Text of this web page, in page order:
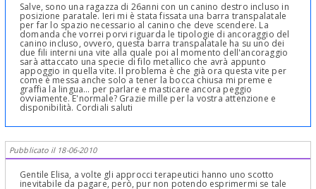
Salve, sono una ragazza di 26anni con un canino destro incluso in
posizione paratale. Ieri mi è stata fissata una barra transpalatale
per far lo spazio necessario al canino che deve scendere. La
domanda che vorrei porvi riguarda le tipologie di ancoraggio del
canino incluso, ovvero, questa barra transpalatale ha su uno dei
due fili interni una vite alla quale poi al momento dell'ancoraggio
sarà attaccato una specie di filo metallico che avrà appunto
appoggio in quella vite. Il problema è che già ora questa vite per
come è messa anche solo a tener la bocca chiusa mi preme e
graffia la lingua... per parlare e masticare ancora peggio
ovviamente. E'normale? Grazie mille per la vostra attenzione e
disponibilità. Cordiali saluti
Pubblicato il 18-06-2010
Gentile Elisa, a volte gli approcci terapeutici hanno uno scotto
inevitabile da pagare, però, pur non potendo esprimermi se tale